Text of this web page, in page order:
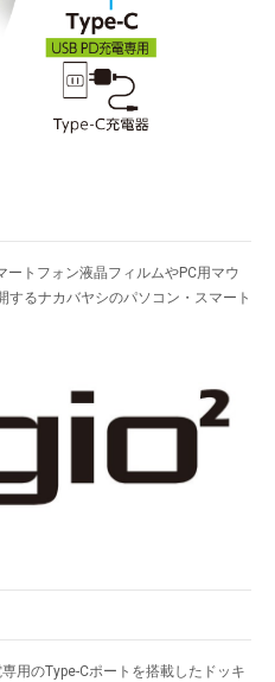
ートフォン液晶フィルムやPC用マウ
するナカバヤシのパソコン・スマート
用のType-Cポートを搭載したドッキ